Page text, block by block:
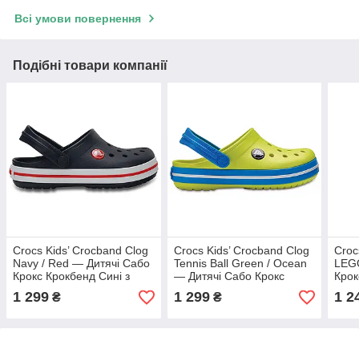
Всі умови повернення
Подібні товари компанії
Crocs Kids’ Crocband Clog
Navy / Red — Дитячі Сабо
Крокс Крокбенд Сині з
Червоним | Оригінал
1 299 ₴
Crocs Kids’ Crocband Clog
Tennis Ball Green / Ocean
— Дитячі Сабо Крокс
Крокбенд Лаймово-
Бірюзові | Оригінал
1 299₴ 1